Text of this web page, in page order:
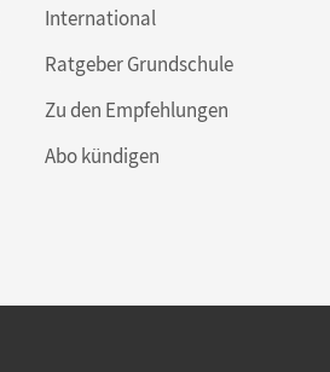
International
Ratgeber Grundschule
Zu den Empfehlungen
Abo kündigen